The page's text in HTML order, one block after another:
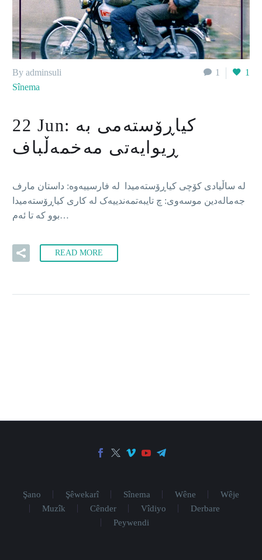
1 1
By adminsuli
Sînema
22 Jun: کیاڕۆستەمی بە
ڕیوایەتی مەخمەڵباف
لە ساڵیادی کۆچی کیاڕۆستەمیدا لە فارسییەوە: داستان مارف
جەمالەدین موسەوی: چ تایبەتمەندییەک لە کاری کیاڕۆستەمیدا
بوو کە تا ئەم…
READ MORE
Şano Şêwekarî Sînema Wêne
Wêje
Muzîk
Cênder Vîdiyo
Derbare
Peywendi